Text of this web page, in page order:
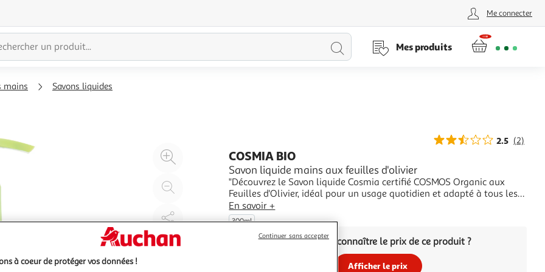
Me connecter
Lancer
Mes produits
mains Savons liquides
Agrandir
l'illustration
l'illustration
à
100
%
Partager
le
produit
2.5 (2)
COSMIA BIO
Savon liquide mains aux feuilles d'olivier
"Découvrez le Savon liquide Cosmia certifié COSMOS Organic aux
Feuilles d'Olivier, idéal pour un usage quotidien et adapté à tous les
types de peaux. Ce savon nettoie vos mains à chaque lavage, pour
une véritable sensation de douceur. Naturalité et Sécurité de nos
En savoir +
300ml
Vous voulez connaître le prix de ce produit ?
Afficher le prix
à coeur de protéger vos données !
Continuer sans accepter